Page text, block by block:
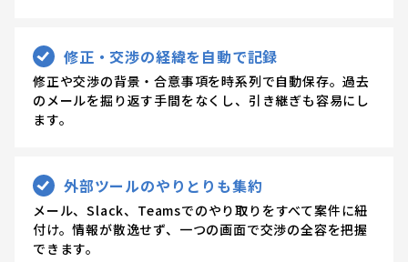
修正・交渉の経緯を自動で記録
修正や交渉の背景・合意事項を時系列で自動保存。過去
のメールを掘り返す手間をなくし、引き継ぎも容易にし
ます。
外部ツールのやりとりも集約
メール、Slack、Teamsでのやり取りをすべて案件に紐
付け。情報が散逸せず、一つの画面で交渉の全容を把握
できます。